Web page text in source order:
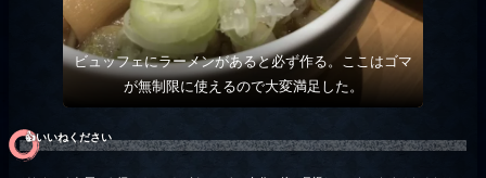
ビュッフェにラーメンがあると必ず作る。ここはゴマ
が無制限に使えるので大変満足した。
👍️いいねください